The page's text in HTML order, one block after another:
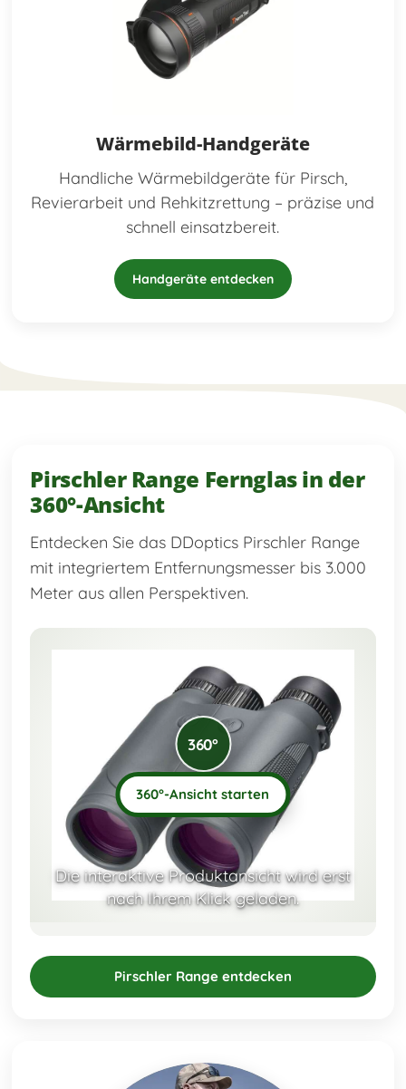
Wärmebild-Handgeräte
Handliche Wärmebildgeräte für Pirsch,
Revierarbeit und Rehkitzrettung – präzise und
schnell einsatzbereit.
Handgeräte entdecken
Pirschler Range Fernglas in der
360°-Ansicht
Entdecken Sie das DDoptics Pirschler Range
mit integriertem Entfernungsmesser bis 3.000
Meter aus allen Perspektiven.
360°
360°-Ansicht starten
Die interaktive Produktansicht wird erst
nach Ihrem Klick geladen.
Pirschler Range entdecken